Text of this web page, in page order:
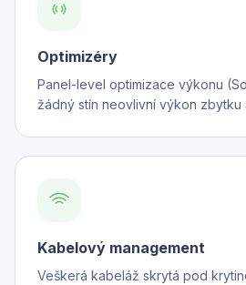
Optimizéry
Panel-level optimizace výkonu
žádný stín neovlivní výkon zbytku
Kabelový management
Veškerá kabeláž skrytá pod